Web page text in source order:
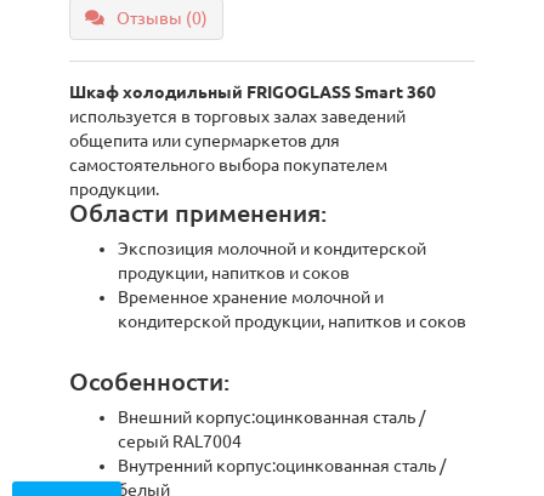
Отзывы (0)
Шкаф холодильный FRIGOGLASS Smart 360
используется в торговых залах заведений
общепита или супермаркетов для
самостоятельного выбора покупателем
продукции.
Области применения:
Экспозиция молочной и кондитерской
продукции, напитков и соков
Временное хранение молочной и
кондитерской продукции, напитков и соков
Особенности:
Внешний корпус:оцинкованная сталь /
серый RAL7004
Внутренний корпус:оцинкованная сталь /
белый